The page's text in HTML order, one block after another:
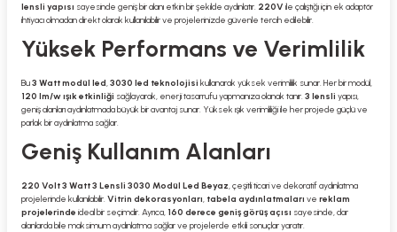
lensli yapısı sayesinde geniş bir alanı etkin bir şekilde aydınlatır. 220V ile çalıştığı için ek adaptör
ihtiyacı olmadan direkt olarak kullanılabilir ve projelerinizde güvenle tercih edilebilir.
Yüksek Performans ve Verimlilik
Bu3 Watt modül led,3030 led teknolojisi kullanarak yüksek verimlilik sunar. Her bir modül,
120 lm/w ışık etkinliği sağlayarak, enerji tasarrufu yapmanıza olanak tanır. 3 lensli yapısı,
geniş alanları aydınlatmada büyük bir avantaj sunar. Yüksek ışık verimliliği ile her projede güçlü ve
parlak bir aydınlatma sağlar.
Geniş Kullanım Alanları
220 Volt 3 Watt 3 Lensli 3030 Modül Led Beyaz, çeşitli ticari ve dekoratif aydınlatma
projelerinde kullanılabilir. Vitrin dekorasyonları, tabela aydınlatmaları ve reklam
projelerinde ideal bir seçimdir. Ayrıca, 160 derece geniş görüş açısı sayesinde, dar
alanlarda bile maksimum aydınlatma sağlar ve projelerde etkili sonuçlar yaratır.